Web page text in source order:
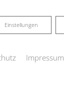
Einstellungen
Impressum